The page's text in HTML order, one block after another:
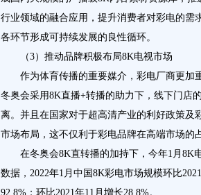
行业领域的融合应用，提升消费者对彩电的需
各环节形成可持续发展的良性循环。
（3）推动品牌积极布局8K电视市场
作为体育传播的重要媒介，彩电厂商更加
冬奥会采用8K直播+转播的助力下，线下门店
离。并且在国家对于超高清产业的利好政策及
市场布局，这不仅利于彩电品牌在高端市场的
在冬奥会8K直转播的加持下，今年1月8K
数据，2022年1月中国8K彩电市场规模环比
92.8%；环比2021年11月增长28.8%。